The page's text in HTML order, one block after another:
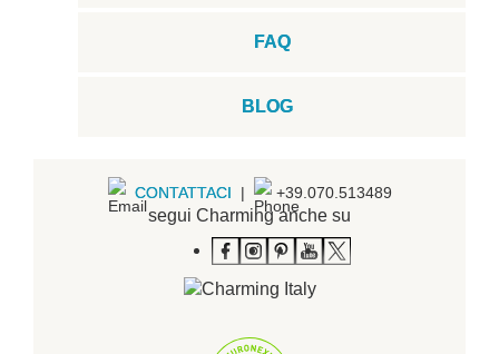
FAQ
BLOG
CONTATTACI | +39.070.513489
segui Charming anche su